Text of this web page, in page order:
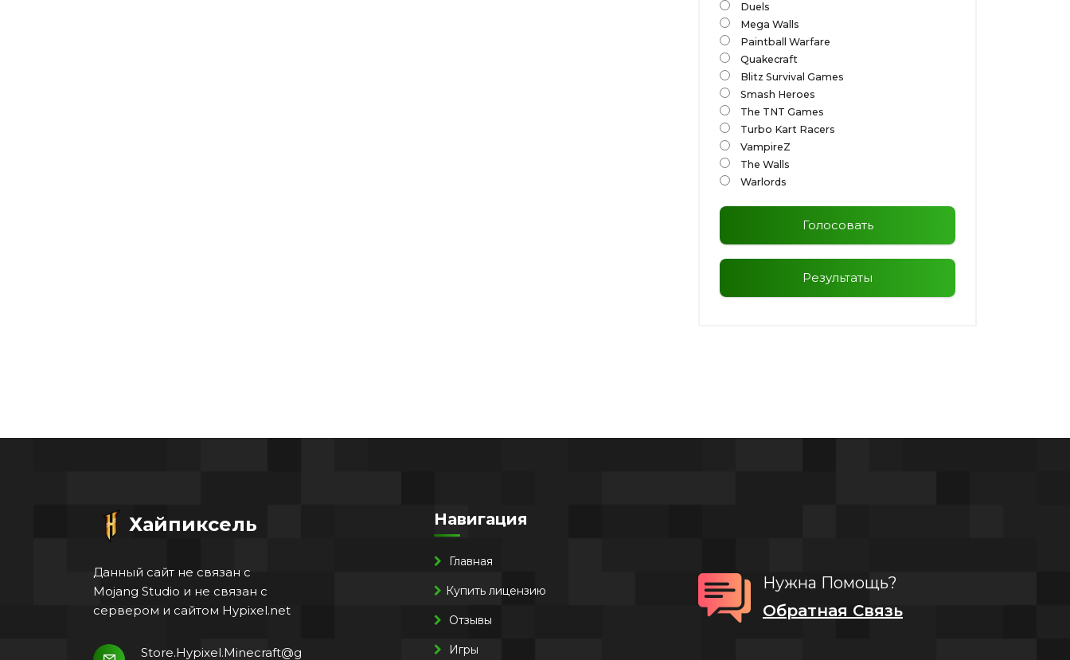
Duels
Mega Walls
Paintball Warfare
Quakecraft
Blitz Survival Games
Smash Heroes
The TNT Games
Turbo Kart Racers
VampireZ
The Walls
Warlords
Голосовать
Результаты
Хайпиксель
Данный сайт не связан с
Mojang Studio и не связан с
сервером и сайтом Hypixel.net
Store.Hypixel.Minecraft@g
Навигация
Главная
Купить лицензию
Отзывы
Игры
Нужна Помощь?
Обратная Связь